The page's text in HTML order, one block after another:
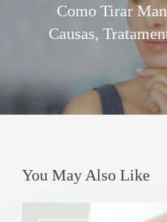
Como Tirar
Causas,
You May Also Like